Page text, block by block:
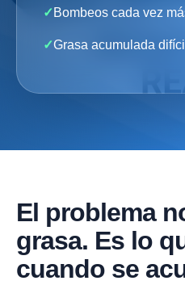
✓Bombeos cada vez
✓Grasa acumulada
El problema
grasa. Es lo
cuando se